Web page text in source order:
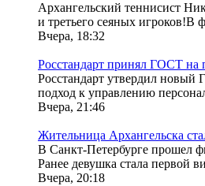
Архангельский теннисист
и третьего сеяных игроков!В
Вчера, 18:32
Росстандарт принял ГОСТ на
Росстандарт утвердил новый
подход к управлению
Вчера, 21:46
Жительница Архангельска
В Санкт-Петербурге прошел
Ранее девушка стала первой
Вчера, 20:18